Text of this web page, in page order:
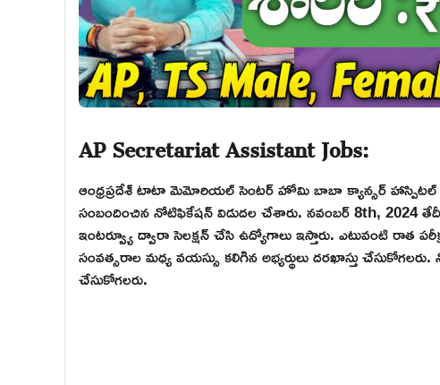
AP Secretariat Assistant Jobs:
ఆంధ్రప్రదేశ్ టాటా మెమోరియల్ సెంటర్ హోమి బాబా క్యాన్సర్ హాస్పిటల్
సంబందించిన నోటిఫికేషన్ విడుదల చేశారు. నవంబర్ 8th,
ఇంటర్వ్యూ ద్వారా సెలక్షన్ చేసి ఉద్యోగాలు ఇస్తారు. ఎటువంటి రాత
సంవత్సరాల మధ్య వయస్సు కలిగిన అభ్యర్థులు దరఖాస్తు
చేసుకోగలరు.